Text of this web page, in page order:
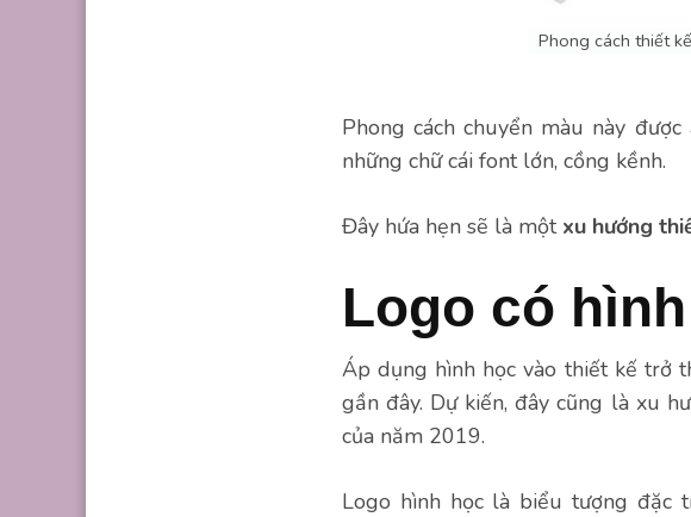
Phong cách thiết
Phong cách chuyển màu này
những chữ cái font lớn, cồng kềnh.
Đây hứa hẹn sẽ là một xu hướng
Logo có
Áp dụng hình học vào thiết kế trở
gần đây. Dự kiến, đây cũng là xu
của năm 2019.
Logo hình học là biểu tượng đặc